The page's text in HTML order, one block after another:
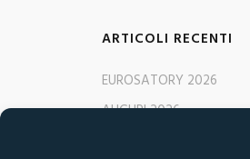
ARTICOLI RECENTI
EUROSATORY 2026
AUGURI 2026